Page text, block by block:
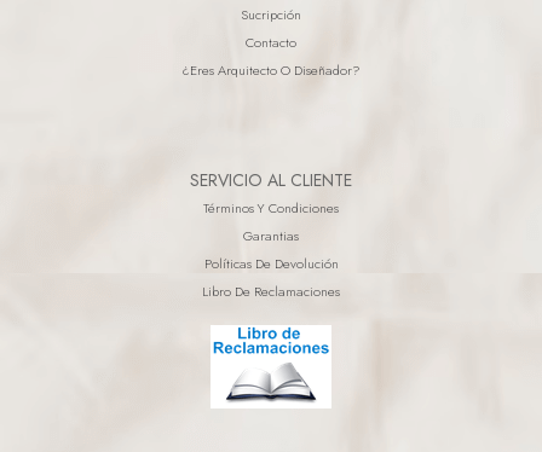
Sucripción
Contacto
¿eres Arquitecto O Diseñador?
SERVICIO AL CLIENTE
Términos Y Condiciones
Garantias
Políticas De Devolución
Libro De Reclamaciones